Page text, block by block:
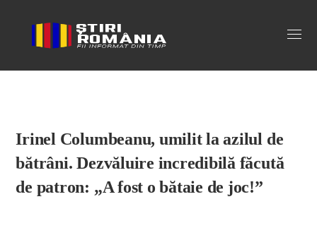
Stiri Romania
Irinel Columbeanu, umilit la azilul de
bătrâni. Dezvăluire incredibilă făcută
de patron: „A fost o bătaie de joc!”